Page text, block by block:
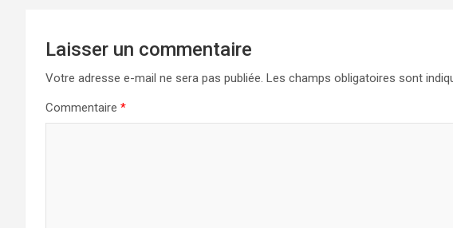
Laisser un commentaire
Votre adresse e-mail ne sera pas publiée. Les champs obligatoires sont
Commentaire *